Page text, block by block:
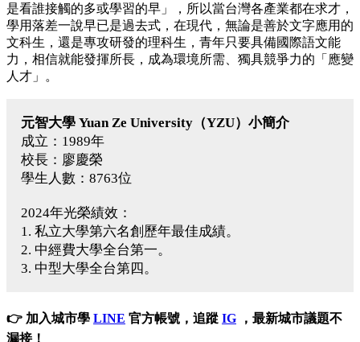
是看誰接觸的多或學習的早」，所以當台灣各產業都在求才，
學用落差一說早已是過去式，在現代，無論是善於文字應用的
文科生，還是專攻研發的理科生，青年只要具備國際語文能
力，相信就能發揮所長，成為環境所需、獨具競爭力的「應變
人才」。
元智大學 Yuan Ze University（YZU）小簡介
成立：1989年
校長：廖慶榮
學生人數：8763位
2024年光榮績效：
1. 私立大學第六名創歷年最佳成績。
2. 中經費大學全台第一。
3. 中型大學全台第四。
👉 加入城市學 LINE 官方帳號，追蹤 IG ，最新城市議題不
漏接！